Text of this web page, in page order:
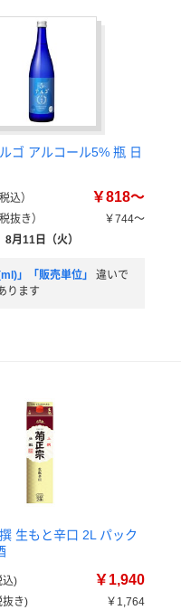
ゴ アルコール5% 瓶 日
込） ￥818～
抜き）
￥744～
8月11日（火）
」「販売単位」
違いで
ります
生もと辛口 2L パック
込) ￥1,940
抜き)
￥1,764